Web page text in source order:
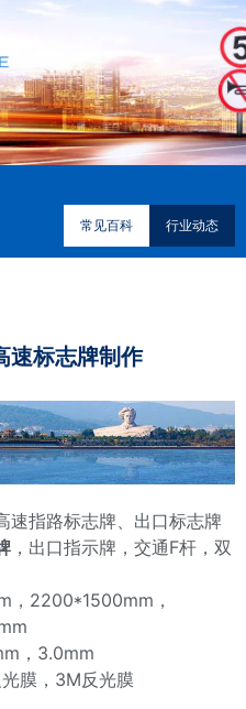
常见百科 行业动态
速标志牌制作
速指路标志牌、出口标志牌
，出口指示牌，交通F杆，双
2200*1500mm，
，3.0mm
膜，3M反光膜